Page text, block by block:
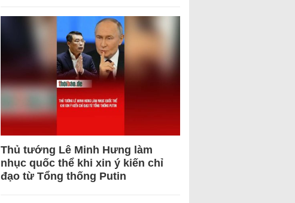
Thủ tướng Lê Minh Hưng làm
nhục quốc thể khi xin ý kiến chỉ
đạo từ Tổng thống Putin